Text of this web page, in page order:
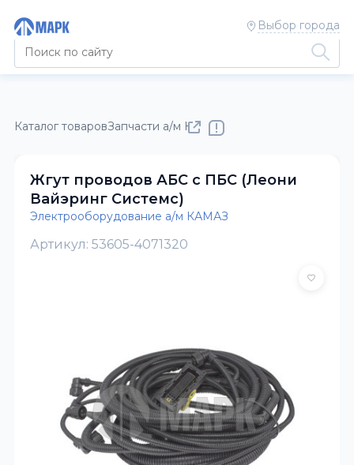
Выбор города
Каталог товаровЗапчасти а/м КАМАЗ
Жгут проводов АБС с ПБС (Леони
Вайэринг Системс)
Электрооборудование а/м КАМАЗ
Артикул: 53605-4071320